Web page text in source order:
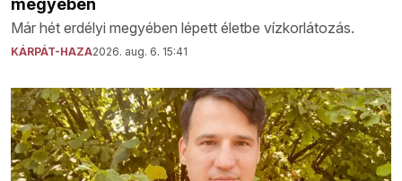
megyében
Már hét erdélyi megyében lépett életbe vízkorlátozás.
KÁRPÁT-HAZA2026. aug. 6. 15:41